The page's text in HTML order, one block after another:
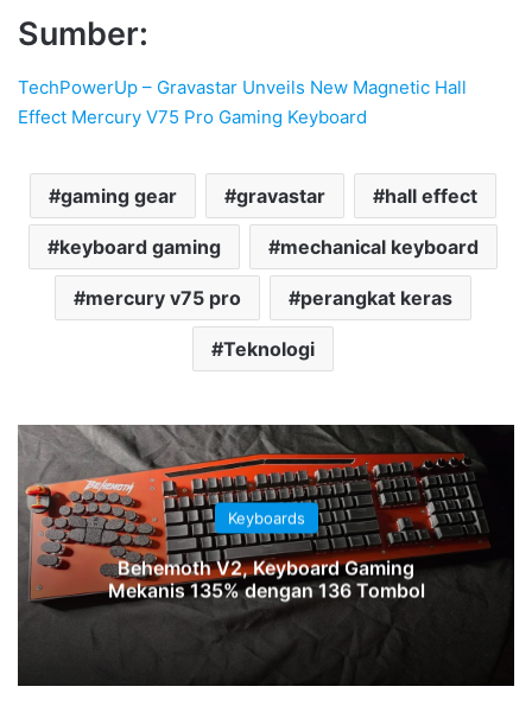
Sumber:
TechPowerUp – Gravastar Unveils New Magnetic Hall
Effect Mercury V75 Pro Gaming Keyboard
gaming gear gravastar hall effect
keyboard gaming mechanical keyboard
mercury v75 pro perangkat keras
Teknologi
Keyboards
Behemoth V2, Keyboard Gaming
Mekanis 135% dengan 136 Tombol